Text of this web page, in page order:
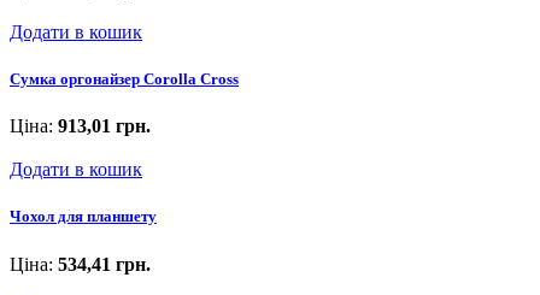
Додати в кошик
Сумка оргонайзер Corolla Cross
Ціна: 913,01 грн.
Додати в кошик
Чохол для планшету
Ціна: 534,41 грн.